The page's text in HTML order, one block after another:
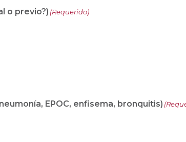
o previo?) (Requerido)
EPOC, enfisema, bronquitis)